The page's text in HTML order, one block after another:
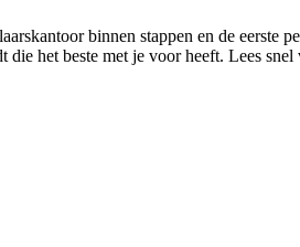
binnen stappen en de eerste
het beste met je voor heeft. Lees